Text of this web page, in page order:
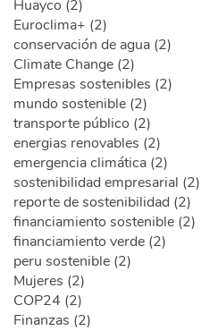
Huayco (2)
Euroclima+ (2)
conservación de agua (2)
Climate Change (2)
Empresas sostenibles (2)
mundo sostenible (2)
transporte público (2)
energias renovables (2)
emergencia climática (2)
sostenibilidad empresarial (2)
reporte de sostenibilidad (2)
financiamiento sostenible (2)
financiamiento verde (2)
peru sostenible (2)
Mujeres (2)
COP24 (2)
Finanzas (2)